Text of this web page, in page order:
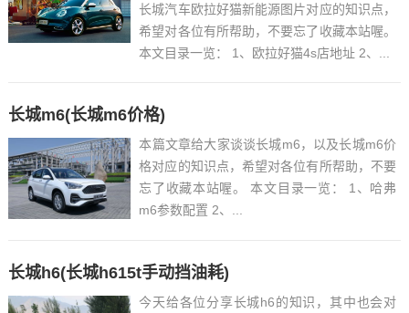
长城汽车欧拉好猫新能源图片对应的知识点，
希望对各位有所帮助，不要忘了收藏本站喔。
本文目录一览： 1、欧拉好猫4s店地址 2、...
长城m6(长城m6价格)
本篇文章给大家谈谈长城m6，以及长城m6价
格对应的知识点，希望对各位有所帮助，不要
忘了收藏本站喔。 本文目录一览： 1、哈弗
m6参数配置 2、...
长城h6(长城h615t手动挡油耗)
今天给各位分享长城h6的知识，其中也会对